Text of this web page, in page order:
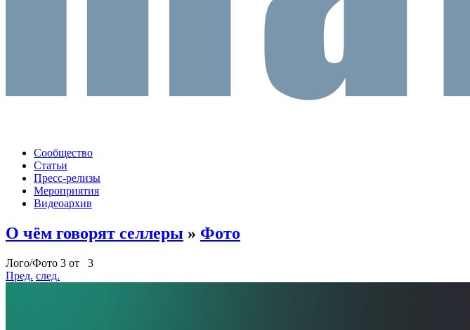
Сообщество
Статьи
Пресс-релизы
Мероприятия
Видеоархив
О чём говорят селлеры » Фото
Лого/Фото 3 от 3
Пред. след.